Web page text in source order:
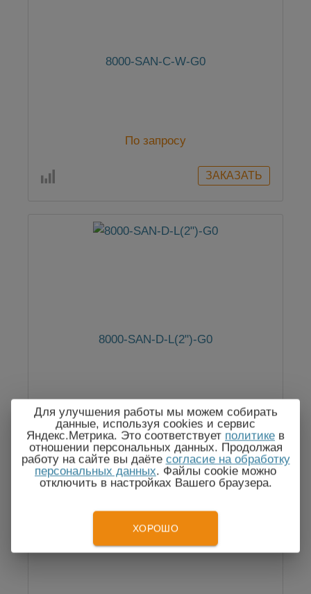
8000-SAN-C-W-G0
По запросу
8000-SAN-D-L(2")-G0
По запросу
Для улучшения работы мы можем собирать
данные, используя cookies и сервис
Яндекс.Метрика. Это соответствует политике в
отношении персональных данных. Продолжая
работу на сайте вы даёте согласие на обработку
персональных данных. Файлы cookie можно
отключить в настройках Вашего браузера.
ХОРОШО